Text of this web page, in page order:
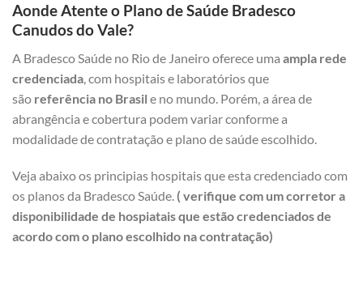
Aonde Atente o Plano de Saúde Bradesco
Canudos do Vale?
A Bradesco Saúde no Rio de Janeiro oferece uma ampla rede
credenciada , com hospitais e laboratórios que
são referência no Brasil e no mundo. Porém, a área de
abrangência e cobertura podem variar conforme a
modalidade de contratação e plano de saúde escolhido.
Veja abaixo os principias hospitais que esta credenciado com
os planos da Bradesco Saúde. ( verifique com um corretor a
disponibilidade de hospiatais que estão credenciados de
acordo com o plano escolhido na contratação)